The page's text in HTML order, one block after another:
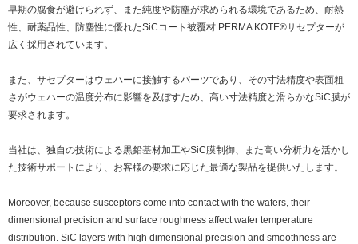
早期の腐食が避けられず、また純度や防塵が求められる環境であるため、耐熱
性、耐薬品性、防塵性に優れたSiCコート被覆材 PERMA KOTE®サセプターが
広く採用されています。
また、サセプターはウェハーに接触するパーツであり、その寸法精度や表面粗
さがウェハーの温度分布に影響を及ぼすため、高い寸法精度と滑らかなSiC膜が
要求されます。
当社は、独自の技術による黒鉛基材加工やSiC膜制御、また高い分析力を活かし
た技術サポートにより、お客様の要求に応じた最適な製品を提供いたします。
Moreover, because susceptors come into contact with the wafers, their
dimensional precision and surface roughness affect wafer temperature
distribution. SiC layers with high dimensional precision and smoothness are